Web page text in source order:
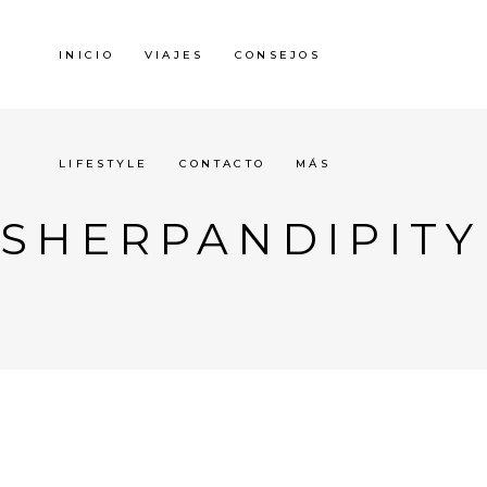
INICIO VIAJES CONSEJOS
LIFESTYLE CONTACTO MÁS
SHERPANDIPITY